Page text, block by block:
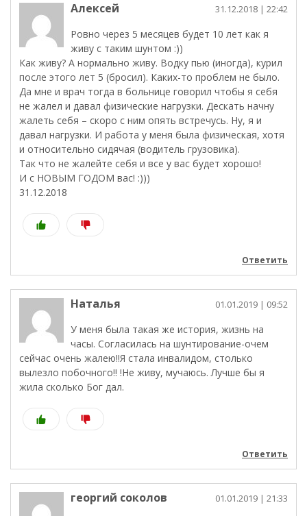
Алексей 31.12.2018 | 22:42
Ровно через 5 месяцев будет 10 лет как я
живу с таким шунтом :))
Как живу? А нормально живу. Водку пью (иногда), курил
после этого лет 5 (бросил). Каких-то проблем не было.
Да мне и врач тогда в больнице говорил чтобы я себя
не жалел и давал физические нагрузки. Дескать начну
жалеть себя – скоро с ним опять встречусь. Ну, я и
давал нагрузки. И работа у меня была физическая, хотя
и относительно сидячая (водитель грузовика).
Так что не жалейте себя и все у вас будет хорошо!
И с НОВЫМ ГОДОМ вас! :)))
31.12.2018
Ответить
Наталья 01.01.2019 | 09:52
У меня была такая же история, жизнь на
часы. Согласилась на шунтирование-очем
сейчас очень жалею!!Я стала инвалидом, столько
вылезло побочного!! !Не живу, мучаюсь. Лучше бы я
жила сколько Бог дал.
Ответить
георгий соколов 01.01.2019 | 21:33